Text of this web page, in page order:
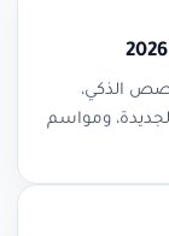
الذكي،
ومواسم